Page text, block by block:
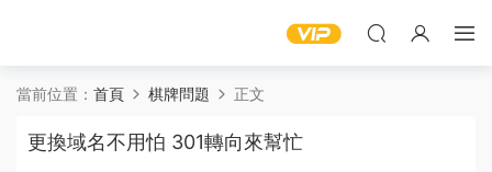
當前位置： 首頁 棋牌問題 正文
更換域名不用怕 301轉向來幫忙